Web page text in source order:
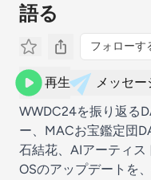
語る
フォローす
再生
メッセ
WWDC24を振り返る
ー、MACお宝鑑定団
石結花、AIアーティ
OSのアップデートを